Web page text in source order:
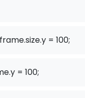
= 100;
= 100;